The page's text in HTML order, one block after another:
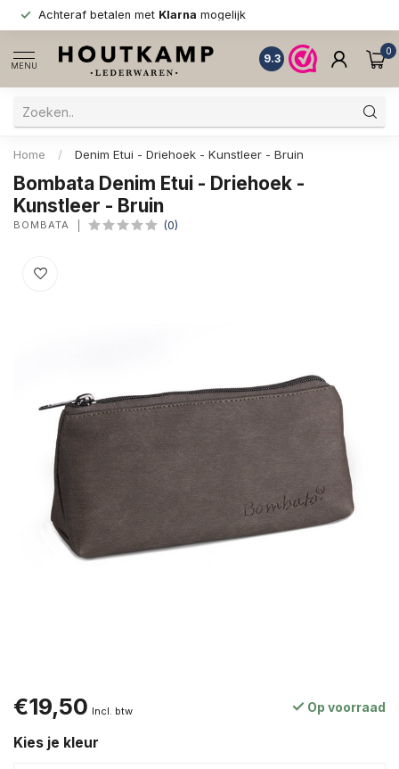
Achteraf betalen met Klarna mogelijk
MENU
9.3
0
Home / Denim Etui - Driehoek - Kunstleer - Bruin
Bombata Denim Etui - Driehoek -
Kunstleer - Bruin
BOMBATA (0)
€19,50 Incl. btw Op voorraad
Kies je kleur